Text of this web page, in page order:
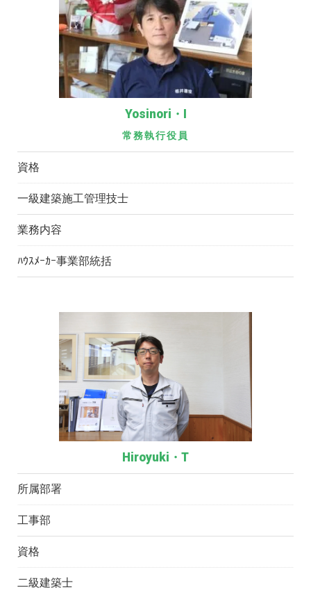
Yosinori・I
常務執行役員
資格
一級建築施工管理技士
業務内容
ﾊｳｽﾒｰｶｰ事業部統括
Hiroyuki・T
所属部署
工事部
資格
二級建築士